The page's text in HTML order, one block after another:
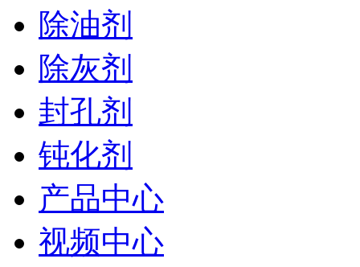
除油剂
除灰剂
封孔剂
钝化剂
产品中心
视频中心